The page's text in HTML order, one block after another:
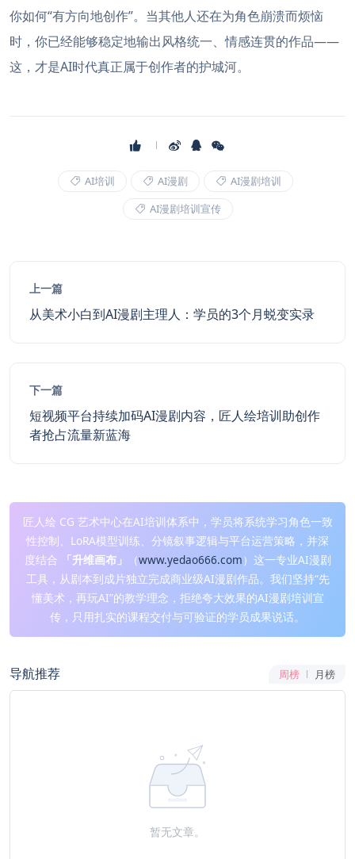
你如何“有方向地创作”。当其他人还在为角色崩溃而烦恼
时，你已经能够稳定地输出风格统一、情感连贯的作品——
这，才是AI时代真正属于创作者的护城河。
AI培训 AI漫剧
AI漫剧培训
AI漫剧培训宣传
上一篇
从美术小白到AI漫剧主理人：学员的3个月蜕变实录
下一篇
短视频平台持续加码AI漫剧内容，匠人绘培训助创作
者抢占流量新蓝海
匠人绘 CG 艺术中心在AI培训体系中，学员将系统学习角色一致
性控制、LoRA模型训练、分镜叙事逻辑与平台运营策略，并深
度结合
「升维画布」 （www.yedao666.com）这一专业AI漫剧
工具，从剧本到成片独立完成商业级AI漫剧作品。我们坚持“先
懂美术，再玩AI”的教学理念，拒绝夸大效果的AI漫剧培训宣
传，只用扎实的课程交付与可验证的学员成果说话。
导航推荐 周榜 月榜
暂无文章。